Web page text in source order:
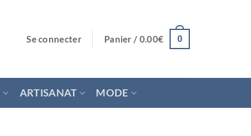
Se connecter Panier / 0.00€ 0
ARTISANAT MODE